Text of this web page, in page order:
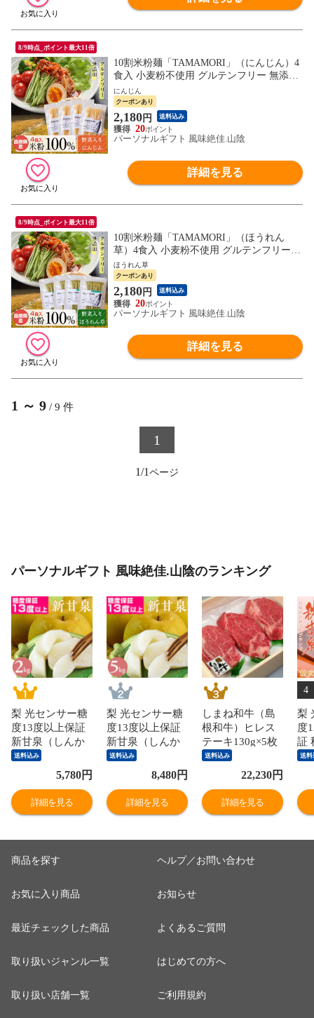
8/9時点_ポイント最大11倍
10割米粉麺「TAMAMORI」（にんじん）4
食入 小麦粉不使用 グルテンフリー 無添加
添加物不使用 国産 米粉 麺 パスタ ライス
ヌードル フォー 送料無料 ネコポス（他商
品との同梱不可）
にんじん
クーポンあり
2,180円 送料込み
20
パーソナルギフト 風味絶佳.山陰
詳細を見る
8/9時点_ポイント最大11倍
10割米粉麺「TAMAMORI」（ほうれん
草）4食入 小麦粉不使用 グルテンフリー
無添加 添加物不使用 国産 米粉 麺 パスタ
ライスヌードル フォー 送料無料 ネコポス
（他商品との同梱不可）
ほうれん草
クーポンあり
2,180円 送料込み
20
パーソナルギフト 風味絶佳.山陰
詳細を見る
1 ～ 9 / 9 件
1
1/1
パーソナルギフト 風味絶佳.山陰のランキング
梨 光センサー糖
度13度以上保証
新甘泉（しんか
んせん）2kg詰
（5～6玉入） 鳥
取県産 なし 新甘
泉梨 赤秀 送料無
料（北海道・沖
送料込み
5,780円
詳細を見る
梨 光センサー糖
度13度以上保証
新甘泉（しんか
んせん）5kg詰
（8～18玉入）
鳥取県産 なし 新
甘泉梨 赤秀 送料
無料（北海道・
送料込み
8,480円
詳細を見る
しまね和牛（島
根和牛）ヒレス
テーキ130g×5枚
国産 牛肉 国産牛
和牛 黒毛和牛 最
高級 特選 厳選
送料無料（北海
道・沖縄を除
送料込み
22,230円
詳細を見る
4
梨
度
証
か
秀
海
送料
商品を探す
お気に入り商品
最近チェックした商品
取り扱いジャンル一覧
取り扱い店舗一覧
ヘルプ／お問い合わせ
お知らせ
よくあるご質問
はじめての方へ
ご利用規約